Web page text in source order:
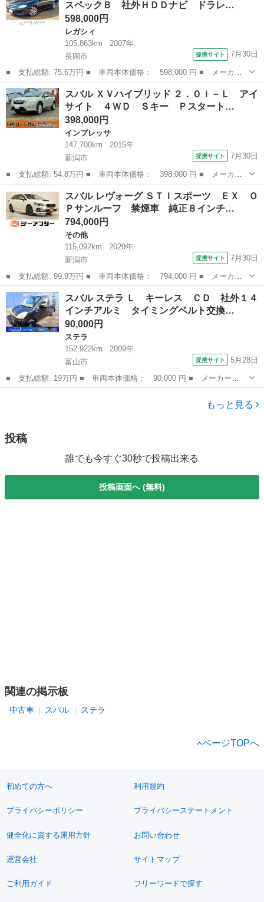
イサイトＶｅ...
スペックＢ 社外ＨＤＤナビ ドラレ…
598,000円
レガシィ
105,863km
2007年
長岡市
提携サイト 7月30日
■ 支払総額: 75.6万円 ■ 車両本体価格： 598,000 円 ■ メーカー
名： スバル ■ 車種名： レガシィツーリングワゴン ■ グレード
名： ２．０ＧＴスペックＢ 社外ＨＤＤナビ ドラレコ機能 キー
レス ビルシ...
新潟 長岡市 レガシィ
スバル ＸＶハイブリッド ２．０ｉ－Ｌ アイ
サイト ４ＷＤ Ｓキー Ｐスタート…
398,000円
インプレッサ
147,700km
2015年
新潟市
提携サイト 7月30日
■ 支払総額: 54.8万円 ■ 車両本体価格： 398,000 円 ■ メーカー
名： スバル ■ 車種名： ＸＶハイブリッド ■ グレード名：
２．０ｉ－Ｌ アイサイト ４ＷＤ Ｓキー Ｐスタート ＥＴＣ
クルコン ナビ...
新潟 新潟市 インプレッサ
スバル レヴォーグ ＳＴＩスポーツ ＥＸ Ｏ
Ｐサンルーフ 禁煙車 純正８インチ…
794,000円
その他
115,092km
2020年
新潟市
提携サイト 7月30日
■ 支払総額: 99.9万円 ■ 車両本体価格： 794,000 円 ■ メーカー
名： スバル ■ 車種名： レヴォーグ ■ グレード名： ＳＴＩス
ポーツ ＥＸ ＯＰサンルーフ 禁煙車 純正８インチナビ バック
カメラ フル...
新潟 新潟市
スバル ステラ Ｌ キーレス ＣＤ 社外１４
インチアルミ タイミングベルト交換…
90,000円
ステラ
152,922km
2009年
富山市
提携サイト 5月28日
■ 支払総額: 19万円 ■ 車両本体価格： 90,000 円 ■ メーカー
名： スバル ■ 車種名： ステラ ■ グレード名： Ｌ キーレ
ス ＣＤ 社外１４インチアルミ タイミングベルト交換済み ベン
もっと見る
投稿
誰でも今すぐ30秒で投稿出来る
投稿画面へ (無料)
関連の掲示板
中古車 スバル ステラ
ページTOPへ
初めての方へ 利用規約
プライバシーポリシー プライバシーステートメント
健全化に資する運用方針 お問い合わせ
運営会社 サイトマップ
ご利用ガイド フリーワードで探す